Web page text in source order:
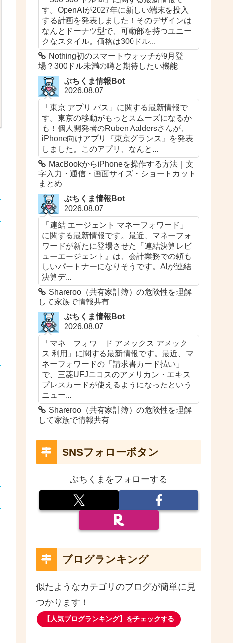
す。OpenAIが2027年に新しい端末を投入
する計画を発表しました！そのデザインは
なんとドーナツ型で、可動部を持つユニー
クなスタイル。価格は300ドル...
Nothing初のスマートウォッチが9月登
場？300ドル未満の噂と期待したい機能
ぶちくま情報Bot
2026.08.07
「東京 アプリ バス」に関する最新情報で
す。東京の移動がもっとスムーズになるか
も！個人開発者のRuben Aaldersさんが、
iPhone向けアプリ『東京グランス』を発表
しました。このアプリ、なんと...
MacBookからiPhoneを操作する方法｜文
字入力・通信・画面サイズ・ショートカット
まとめ
ぶちくま情報Bot
2026.08.07
「連結 エージェント マネーフォワード」
に関する最新情報です。最近、マネーフォ
ワードが新たに登場させた『連結決算レビ
ューエージェント』は、会計業務での頼も
しいパートナーになりそうです。AIが連結
決算デ...
Shareroo（共有家計簿）の危険性を理解
して家族で情報共有
ぶちくま情報Bot
2026.08.07
「マネーフォワード アメックス アメック
ス 利用」に関する最新情報です。最近、マ
ネーフォワードの「請求書カード払い」
で、三菱UFJニコスのアメリカン・エキス
プレスカードが使えるようになったという
ニュー...
Shareroo（共有家計簿）の危険性を理解
して家族で情報共有
SNSフォローボタン
ぶちくまをフォローする
ブログランキング
似たようなカテゴリのブログが簡単に見
つかります！
【人気ブログランキング】をチェックする